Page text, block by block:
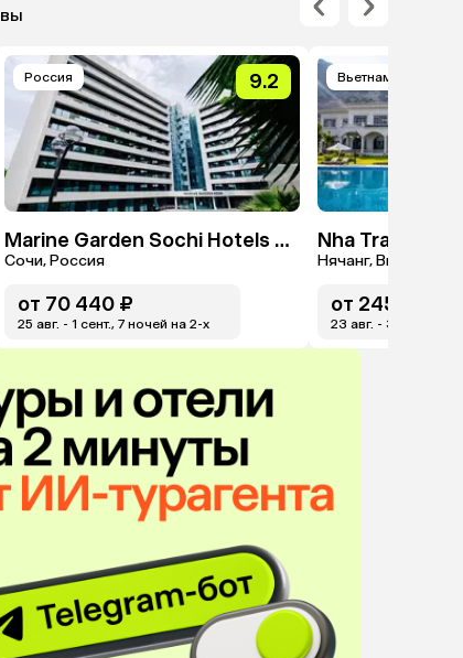
Россия 9.2
Marine Garden Sochi Hotels & Spa By ZONT Hotel Group
Сочи, Россия
от 70 440 ₽
25 авг. - 1 сент., 7 ночей на 2-x
Вьетнам
Нячанг, Вьетнам
от 245 813 ₽
23 авг. - 30 авг., 7